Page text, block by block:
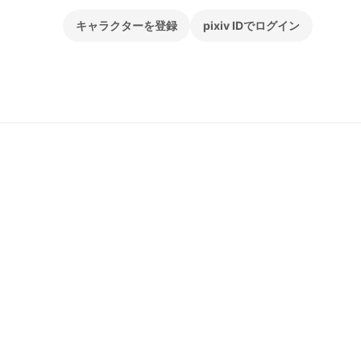
キャラクターを登録 pixiv IDでログイン